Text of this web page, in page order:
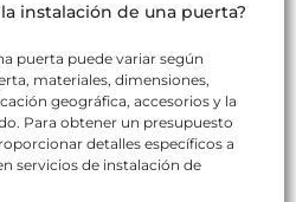
instalación de una puerta?
puerta puede variar según
materiales, dimensiones,
geográfica, accesorios y la
Para obtener un presupuesto
detalles específicos a
servicios de instalación de